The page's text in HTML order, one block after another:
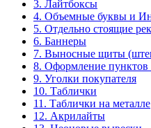
3. Лайтбоксы
4. Объемные буквы и
5. Отдельно стоящие
6. Баннеры
7. Выносные щиты
8. Оформление пунктов
9. Уголки покупателя
10. Таблички
11. Таблички на металле
12. Акрилайты